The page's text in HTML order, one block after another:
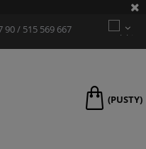
90/ 515 569 667
(PUSTY)